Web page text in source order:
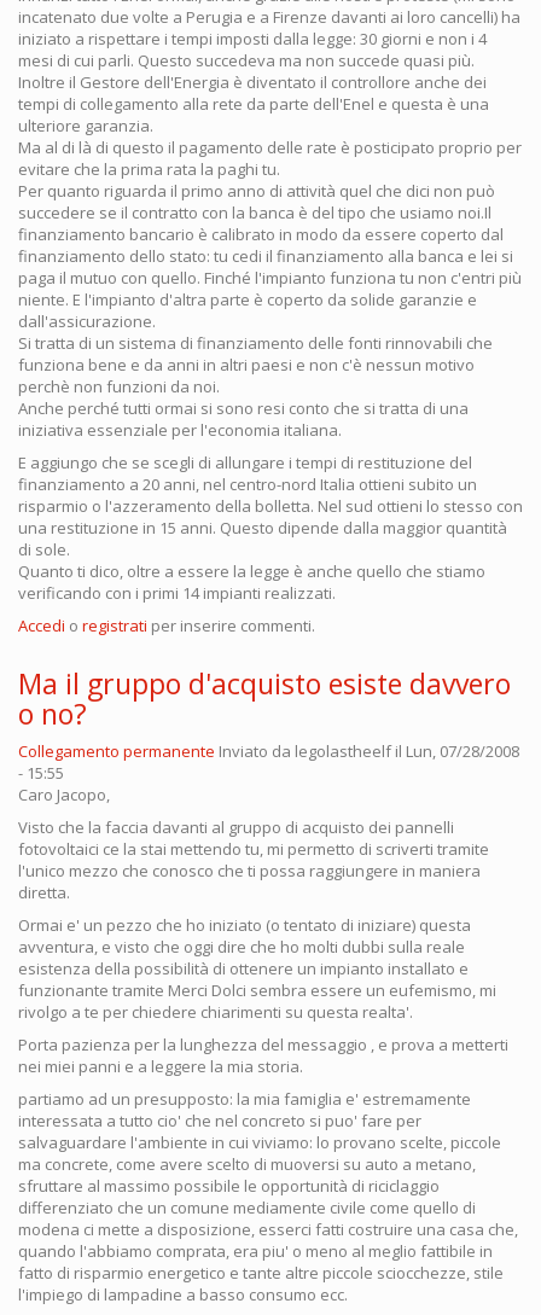
incatenato due volte a Perugia e a Firenze davanti ai loro cancelli) ha
iniziato a rispettare i tempi imposti dalla legge: 30 giorni e non i 4
mesi di cui parli. Questo succedeva ma non succede quasi più.
Inoltre il Gestore dell'Energia è diventato il controllore anche dei
tempi di collegamento alla rete da parte dell'Enel e questa è una
ulteriore garanzia.
Ma al di là di questo il pagamento delle rate è posticipato proprio per
evitare che la prima rata la paghi tu.
Per quanto riguarda il primo anno di attività quel che dici non può
succedere se il contratto con la banca è del tipo che usiamo noi.Il
finanziamento bancario è calibrato in modo da essere coperto dal
finanziamento dello stato: tu cedi il finanziamento alla banca e lei si
paga il mutuo con quello. Finché l'impianto funziona tu non c'entri più
niente. E l'impianto d'altra parte è coperto da solide garanzie e
dall'assicurazione.
Si tratta di un sistema di finanziamento delle fonti rinnovabili che
funziona bene e da anni in altri paesi e non c'è nessun motivo
perchè non funzioni da noi.
Anche perché tutti ormai si sono resi conto che si tratta di una
iniziativa essenziale per l'economia italiana.
E aggiungo che se scegli di allungare i tempi di restituzione del
finanziamento a 20 anni, nel centro-nord Italia ottieni subito un
risparmio o l'azzeramento della bolletta. Nel sud ottieni lo stesso con
una restituzione in 15 anni. Questo dipende dalla maggior quantità
di sole.
Quanto ti dico, oltre a essere la legge è anche quello che stiamo
verificando con i primi 14 impianti realizzati.
Accedi o registrati per inserire commenti.
Ma il gruppo d'acquisto esiste davvero
o no?
Collegamento permanente Inviato da legolastheelfil Lun, 07/28/2008
- 15:55
Caro Jacopo,
Visto che la faccia davanti al gruppo di acquisto dei pannelli
fotovoltaici ce la stai mettendo tu, mi permetto di scriverti tramite
l'unico mezzo che conosco che ti possa raggiungere in maniera
diretta.
Ormai e' un pezzo che ho iniziato (o tentato di iniziare) questa
avventura, e visto che oggi dire che ho molti dubbi sulla reale
esistenza della possibilità di ottenere un impianto installato e
funzionante tramite Merci Dolci sembra essere un eufemismo, mi
rivolgo a te per chiedere chiarimenti su questa realta'.
Porta pazienza per la lunghezza del messaggio , e prova a metterti
nei miei panni e a leggere la mia storia.
partiamo ad un presupposto: la mia famiglia e' estremamente
interessata a tutto cio' che nel concreto si puo' fare per
salvaguardare l'ambiente in cui viviamo: lo provano scelte, piccole
ma concrete, come avere scelto di muoversi su auto a metano,
sfruttare al massimo possibile le opportunità di riciclaggio
differenziato che un comune mediamente civile come quello di
modena ci mette a disposizione, esserci fatti costruire una casa che,
quando l'abbiamo comprata, era piu' o meno al meglio fattibile in
fatto di risparmio energetico e tante altre piccole sciocchezze, stile
l'impiego di lampadine a basso consumo ecc.